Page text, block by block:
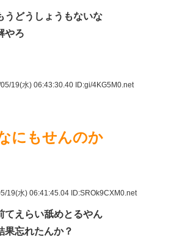
うどうしょうもないな
やろ
05/19(水) 06:43:30.40 ID:gi/4KG5M0.net
にもせんのか
19(水) 06:41:45.04 ID:SROk9CXM0.net
てえらい舐めとるやん
果忘れたんか？